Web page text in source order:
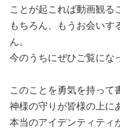
ことが起これば動画観る
もちろん、もうお会いす
ん。
今のうちにぜひご覧にな
このことを勇気を持って
神様の守りが皆様の上に
本当のアイデンティティ